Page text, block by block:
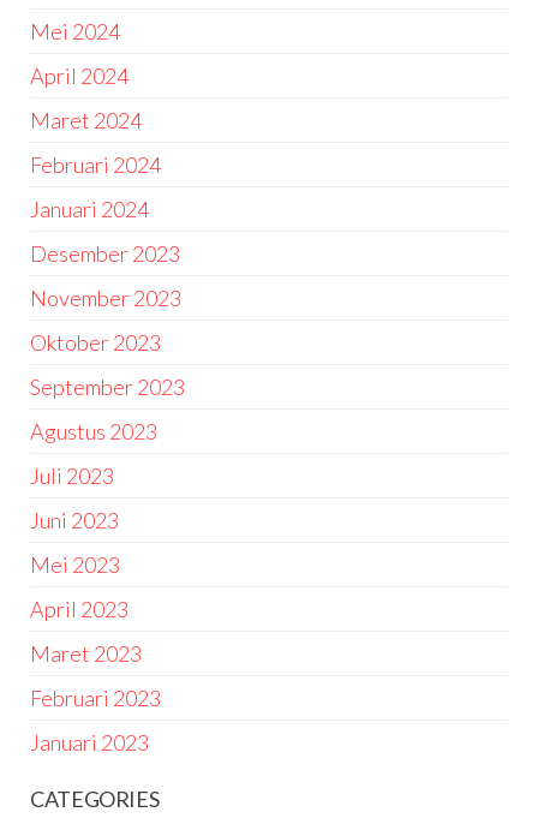
Mei 2024
April 2024
Maret 2024
Februari 2024
Januari 2024
Desember 2023
November 2023
Oktober 2023
September 2023
Agustus 2023
Juli 2023
Juni 2023
Mei 2023
April 2023
Maret 2023
Februari 2023
Januari 2023
CATEGORIES